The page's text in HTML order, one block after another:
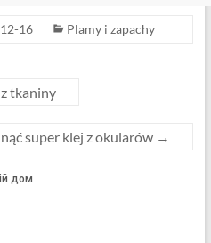
16 Plamy i zapachy
tkaniny
super klej z okularów →